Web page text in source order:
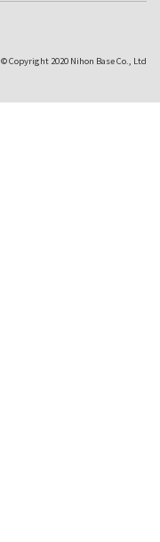
© Copyright 2020 Nihon Base Co., Ltd